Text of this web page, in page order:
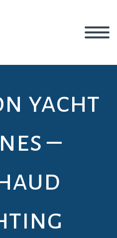
yacht
–